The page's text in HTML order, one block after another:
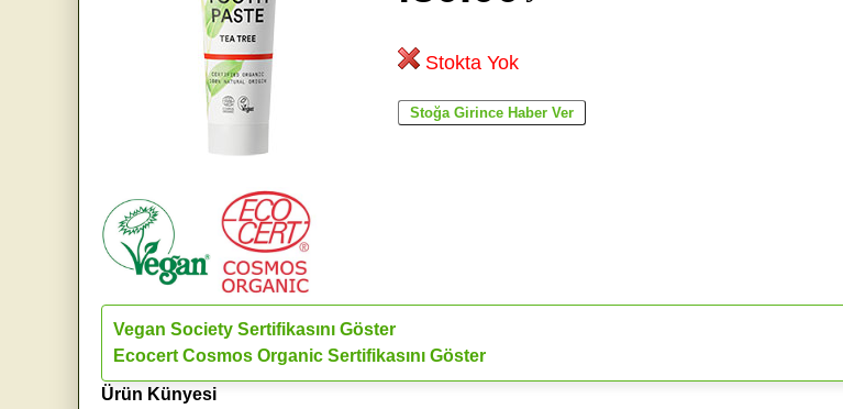
Stokta Yok
Vegan Society Sertifikasını Göster
Ecocert Cosmos Organic Sertifikasını Göster
Ürün Künyesi